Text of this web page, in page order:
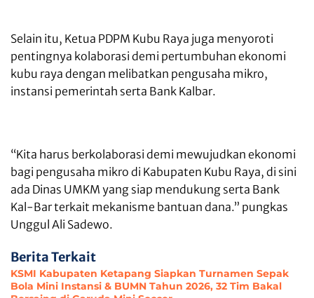
Selain itu, Ketua PDPM Kubu Raya juga menyoroti
pentingnya kolaborasi demi pertumbuhan ekonomi
kubu raya dengan melibatkan pengusaha mikro,
instansi pemerintah serta Bank Kalbar.
“Kita harus berkolaborasi demi mewujudkan ekonomi
bagi pengusaha mikro di Kabupaten Kubu Raya, di sini
ada Dinas UMKM yang siap mendukung serta Bank
Kal-Bar terkait mekanisme bantuan dana.” pungkas
Unggul Ali Sadewo.
Berita Terkait
KSMI Kabupaten Ketapang Siapkan Turnamen Sepak
Bola Mini Instansi & BUMN Tahun 2026, 32 Tim Bakal